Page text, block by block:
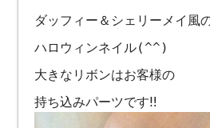
ダッフィー＆シェリーメイ風
ハロウィンネイル(^^)
大きなリボンはお客様の
持ち込みパーツです‼︎